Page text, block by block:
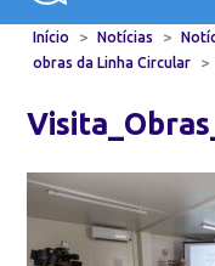
Início > Notícias >
obras da Linha Circular
>